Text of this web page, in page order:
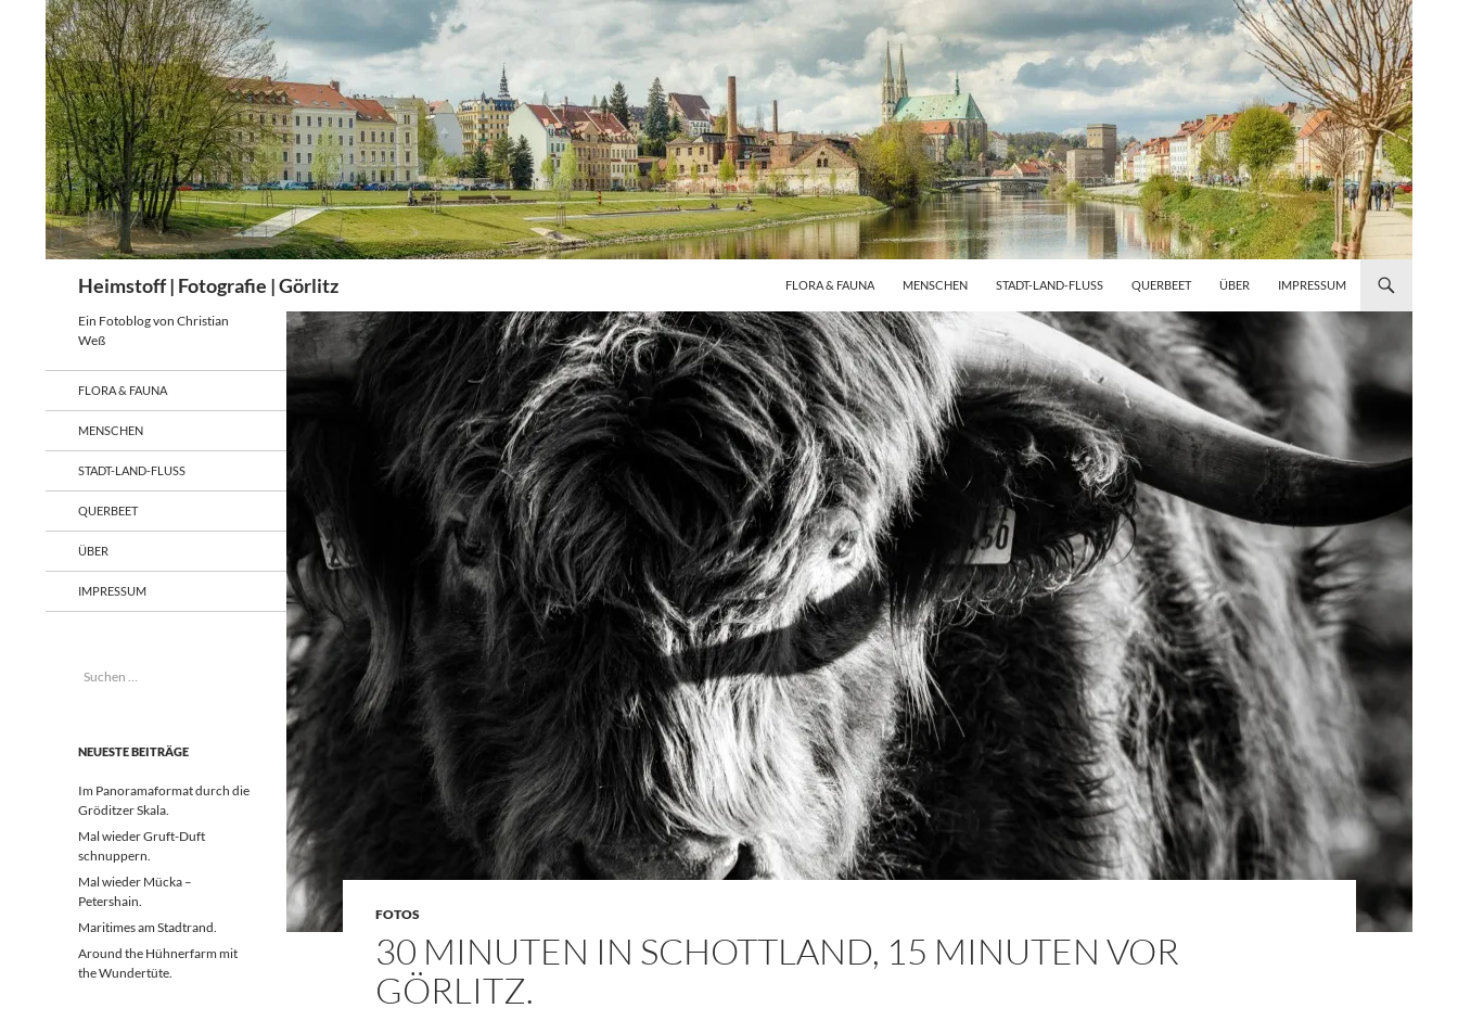
springen
Heimstoff | Fotografie | Görlitz FLORA & FAUNA MENSCHEN STADT-LAND-FLUSS QUERBEET ÜBER IMPRESSUM
FOTOS
30 MINUTEN IN SCHOTTLAND, 15 MINUTEN VOR
GÖRLITZ.
Ein Fotoblog von Christian
Weß
FLORA & FAUNA
MENSCHEN
STADT-LAND-FLUSS
QUERBEET
ÜBER
IMPRESSUM
Suchen
NEUESTE BEITRÄGE
Im Panoramaformat durch die
Gröditzer Skala.
Mal wieder Gruft-Duft
schnuppern.
Mal wieder Mücka –
Petershain.
Maritimes am Stadtrand.
Around the Hühnerfarm mit
the Wundertüte.